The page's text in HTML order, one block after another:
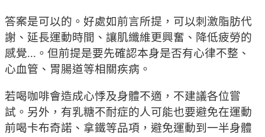
答案是可以的。好處如前言所提，可以刺激脂肪代
謝、延長運動時間、讓肌纖維更興奮、降低疲勞的
感覺...。但前提是要先確認本身是否有心律不整、
心血管、胃腸道等相關疾病。
若喝咖啡會造成心悸及身體不適，不建議各位嘗
試。另外，有乳糖不耐症的人可能也要避免在運動
前喝卡布奇諾、拿鐵等品項，避免運動到一半身體